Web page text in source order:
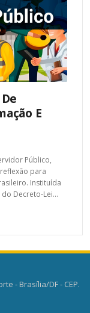
E
Público,
para
Instituída
Decreto-Lei…
- Brasília/DF - CEP.